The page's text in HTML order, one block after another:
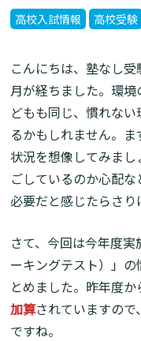
高校入試情報 高校受験
こんにちは、塾なし
月が経ちました。環
どもも同じ、慣れな
るかもしれません。
状況を想像してみま
ごしているのか心配な
必要だと感じたらさり
さて、今回は今年度
ーキングテスト）」
とめました。昨年度
加算されていますの
ですね。